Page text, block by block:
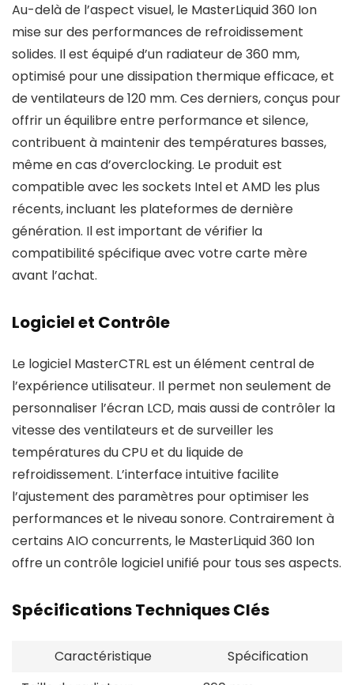
Au-delà de l’aspect visuel, le MasterLiquid 360 Ion
mise sur des performances de refroidissement
solides. Il est équipé d’un radiateur de 360 mm,
optimisé pour une dissipation thermique efficace, et
de ventilateurs de 120 mm. Ces derniers, conçus pour
offrir un équilibre entre performance et silence,
contribuent à maintenir des températures basses,
même en cas d’overclocking. Le produit est
compatible avec les sockets Intel et AMD les plus
récents, incluant les plateformes de dernière
génération. Il est important de vérifier la
compatibilité spécifique avec votre carte mère
avant l’achat.
Logiciel et Contrôle
Le logiciel MasterCTRL est un élément central de
l’expérience utilisateur. Il permet non seulement de
personnaliser l’écran LCD, mais aussi de contrôler la
vitesse des ventilateurs et de surveiller les
températures du CPU et du liquide de
refroidissement. L’interface intuitive facilite
l’ajustement des paramètres pour optimiser les
performances et le niveau sonore. Contrairement à
certains AIO concurrents, le MasterLiquid 360 Ion
offre un contrôle logiciel unifié pour tous ses aspects.
Spécifications Techniques Clés
Caractéristique
Spécification